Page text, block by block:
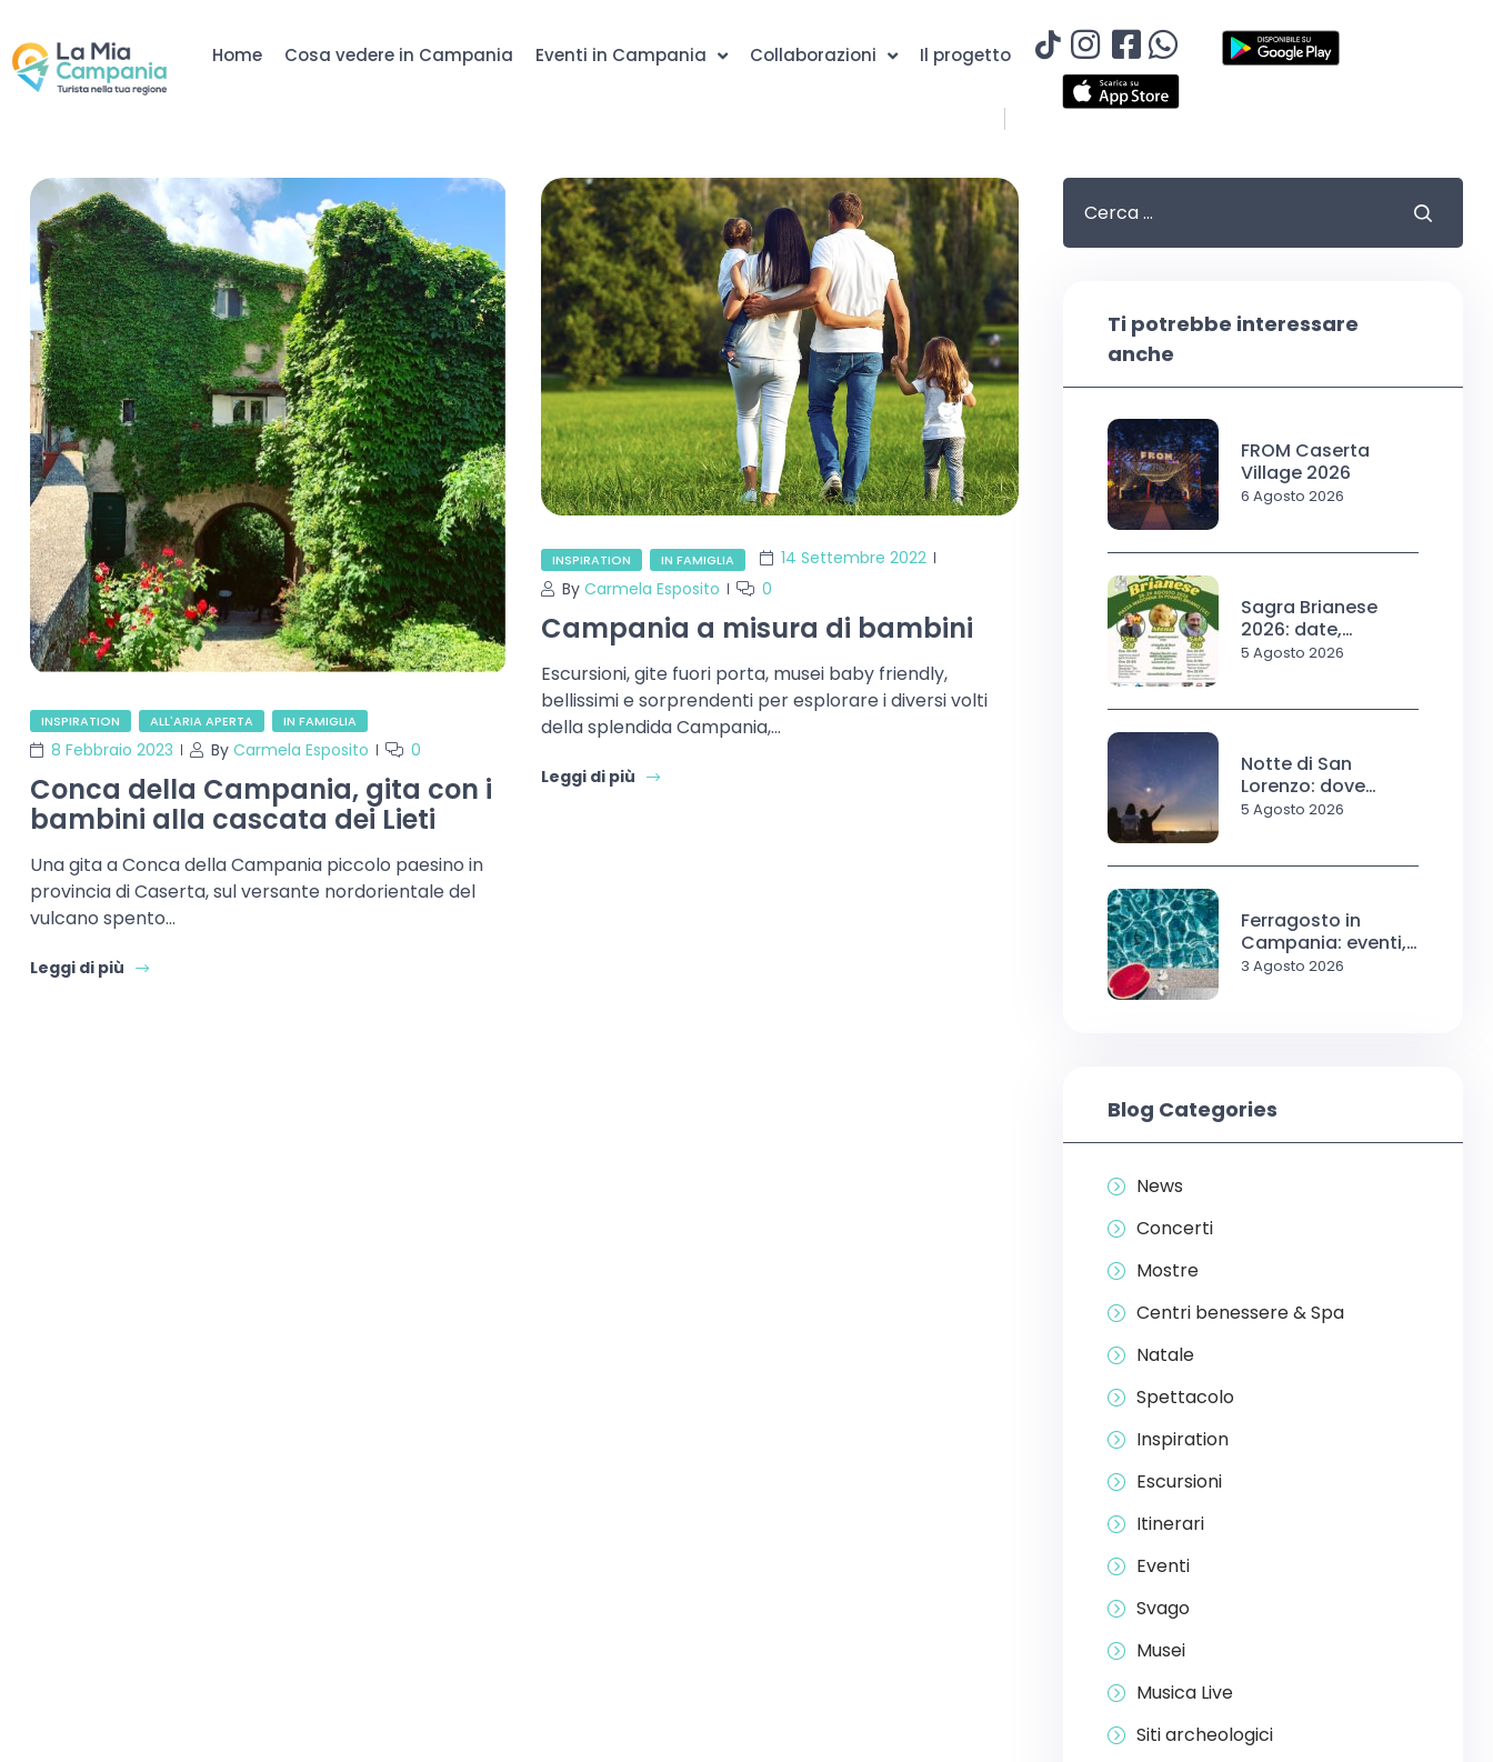
Home Cosa vedere in Campania Eventi in Campania Collaborazioni Il progetto
INSPIRATION ALL'ARIA APERTA IN FAMIGLIA
8 Febbraio 2023 By Carmela Esposito 0
Conca della Campania, gita con i
bambini alla cascata dei Lieti
Una gita a Conca della Campania piccolo paesino in
provincia di Caserta, sul versante nordorientale del
vulcano spento…
Leggi di più
INSPIRATION IN FAMIGLIA
14 Settembre 2022
By Carmela Esposito 0
Campania a misura di bambini
Escursioni, gite fuori porta, musei baby friendly,
bellissimi e sorprendenti per esplorare i diversi volti
della splendida Campania,…
Leggi di più
Ti potrebbe interessare
anche
FROM Caserta
Village 2026
6 Agosto 2026
Sagra Brianese
2026: date,
programma
5 Agosto 2026
Notte di San
Lorenzo: dove
vedere le stelle
5 Agosto 2026
Ferragosto in
Campania: eventi,
sagre e
3 Agosto 2026
Blog Categories
News
Concerti
Mostre
Centri benessere & Spa
Natale
Spettacolo
Inspiration
Escursioni
Itinerari
Eventi
Svago
Musei
Musica Live
Siti archeologici